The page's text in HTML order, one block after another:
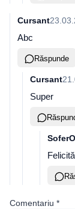
Cursant
Abc
Răspunde
Cursant
Super
Comentariu *